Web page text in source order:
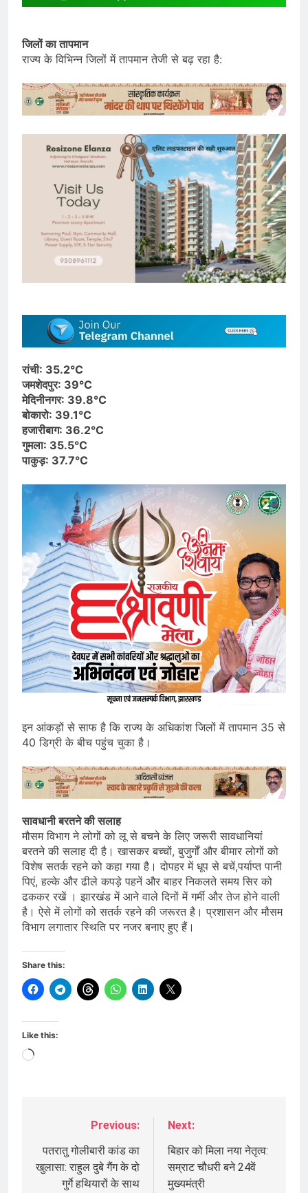
जिलों का तापमान
राज्य के विभिन्न जिलों में तापमान तेजी से बढ़ रहा है:
रांची: 35.2°C
जमशेदपुर: 39°C
मेदिनीनगर: 39.8°C
बोकारो: 39.1°C
हजारीबाग: 36.2°C
गुमला: 35.5°C
पाकुड़: 37.7°C
इन आंकड़ों से साफ है कि राज्य के अधिकांश जिलों में तापमान 35 से
40 डिग्री के बीच पहुंच चुका है।
सावधानी बरतने की सलाह
मौसम विभाग ने लोगों को लू से बचने के लिए जरूरी सावधानियां
बरतने की सलाह दी है। खासकर बच्चों, बुजुर्गों और बीमार लोगों को
विशेष सतर्क रहने को कहा गया है। दोपहर में धूप से बचें,पर्याप्त पानी
पिएं, हल्के और ढीले कपड़े पहनें और बाहर निकलते समय सिर को
ढककर रखें । झारखंड में आने वाले दिनों में गर्मी और तेज होने वाली
है। ऐसे में लोगों को सतर्क रहने की जरूरत है। प्रशासन और मौसम
विभाग लगातार स्थिति पर नजर बनाए हुए हैं।
Share this:
Like this:
Loading…
navigation
Previous:
पतरातु गोलीबारी कांड का
खुलासा: राहुल दुबे गैंग के दो
गुर्गे हथियारों के साथ
Next:
बिहार को मिला नया नेतृत्व:
सम्राट चौधरी बने 24वें
मुख्यमंत्री